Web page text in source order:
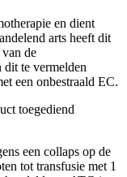
en dient
arts heeft dit
de
te vermelden
een onbestraald EC.
toegediend
een collaps op de
tot transfusie met 1